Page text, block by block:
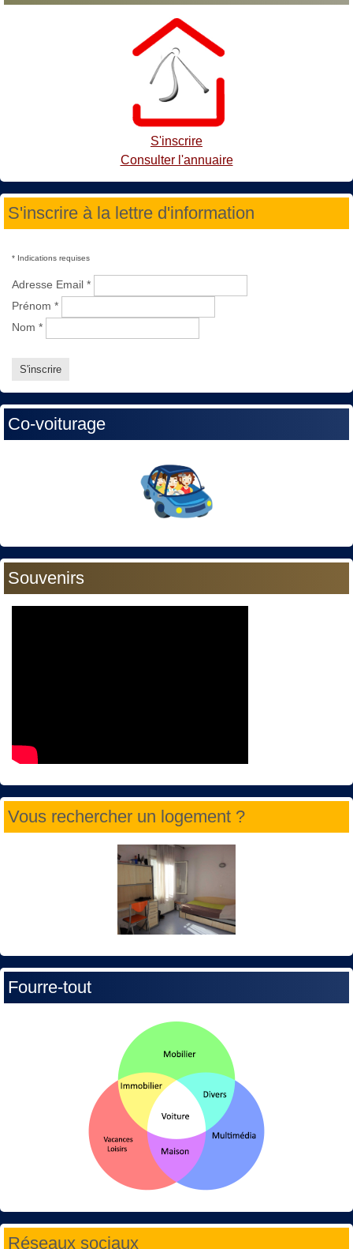
S'inscrire
Consulter l'annuaire
S'inscrire à la lettre d'information
* Indications requises
Adresse Email *
Prénom *
Nom *
Co-voiturage
Souvenirs
Vous rechercher un logement ?
Fourre-tout
Réseaux sociaux